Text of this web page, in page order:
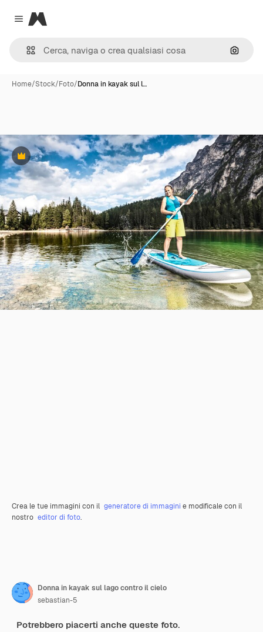
Close menu
Magnific
Cerca
Home/Stock/Foto/Donna in kayak sul l…
Premium
Crea le tue immagini con il generatore di immagini e modificale con il
nostro editor di foto.
Donna in kayak sul lago contro il cielo
sebastian-5
Potrebbero piacerti anche queste foto.